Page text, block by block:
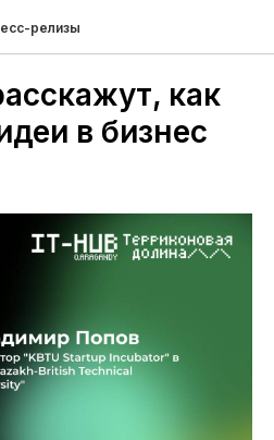
релизы
как
в бизнес